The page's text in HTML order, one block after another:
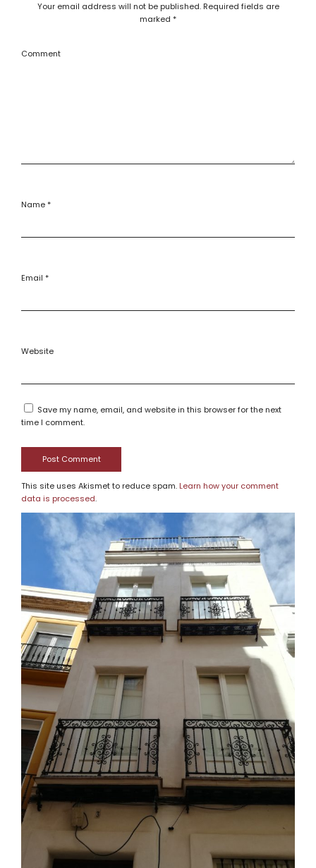
Your email address will not be published. Required fields are
marked *
Comment
Name*
Email *
Website
Save my name, email, and website in this browser for the next
time I comment.
This site uses Akismet to reduce spam. Learn how your comment
data is processed.